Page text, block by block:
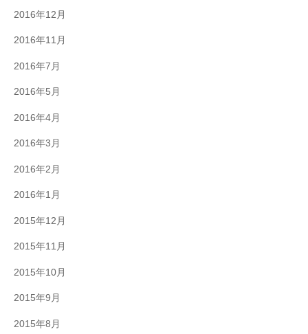
2016年12月
2016年11月
2016年7月
2016年5月
2016年4月
2016年3月
2016年2月
2016年1月
2015年12月
2015年11月
2015年10月
2015年9月
2015年8月